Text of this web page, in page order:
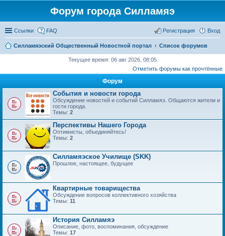
Форум города Силламяэ
Ссылки FAQ Вход
Регистрация
Силламяэский Общественный Новостной портал Список форумов
Текущее время: 06 авг 2026, 08:05
Отметить форумы как прочтённые
Форум
События и новости города
Обсуждение новостей и событий Силламяэ. Общаются жители и
гости города.
Темы: 2
Перспективы Нашего Города
Оптимисты, объединяйтесь!
Темы: 2
Силламяэское Училище (SKK)
Прошлое, настоящее, будущее
Квартирные товарищества
Обсуждение вопросов коллективного хозяйства
Темы: 11
История Силламяэ
Описание, фото, воспоминания, обсуждение
Темы: 17